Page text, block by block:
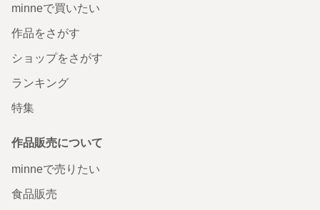
minneで買いたい
作品をさがす
ショップをさがす
ランキング
特集
作品販売について
minneで売りたい
食品販売